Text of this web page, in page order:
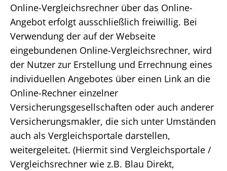
Online-Vergleichsrechner über das Online-
Angebot erfolgt ausschließlich freiwillig. Bei
Verwendung der auf der Webseite
eingebundenen Online-Vergleichsrechner, wird
der Nutzer zur Erstellung und Errechnung eines
individuellen Angebotes über einen Link an die
Online-Rechner einzelner
Versicherungsgesellschaften oder auch anderer
Versicherungsmakler, die sich unter Umständen
auch als Vergleichsportale darstellen,
weitergeleitet. (Hiermit sind Vergleichsportale /
Vergleichsrechner wie z.B. Blau Direkt,